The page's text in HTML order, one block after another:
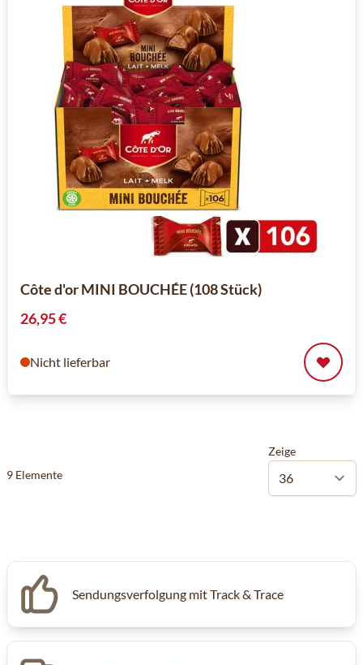
Côte d'or MINI BOUCHÉE (108 Stück)
26,95 €
Nicht lieferbar
9 Elemente
Zeige
Sendungsverfolgung mit Track & Trace